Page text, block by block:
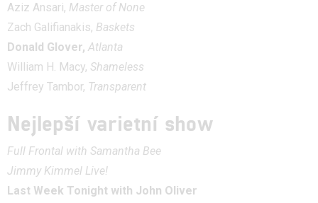
Aziz Ansari, Master of None
Zach Galifianakis, Baskets
Donald Glover, Atlanta
William H. Macy, Shameless
Jeffrey Tambor, Transparent
Nejlepší varietní show
Full Frontal with Samantha Bee
Jimmy Kimmel Live!
Last Week Tonight with John Oliver